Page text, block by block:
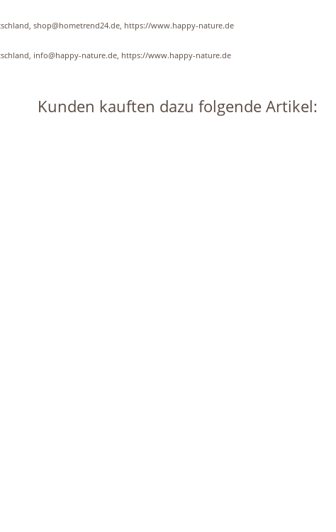
shop@hometrend24.de, https://www.happy-nature.de
info@happy-nature.de, https://www.happy-nature.de
Kunden kauften dazu folgende Artikel: